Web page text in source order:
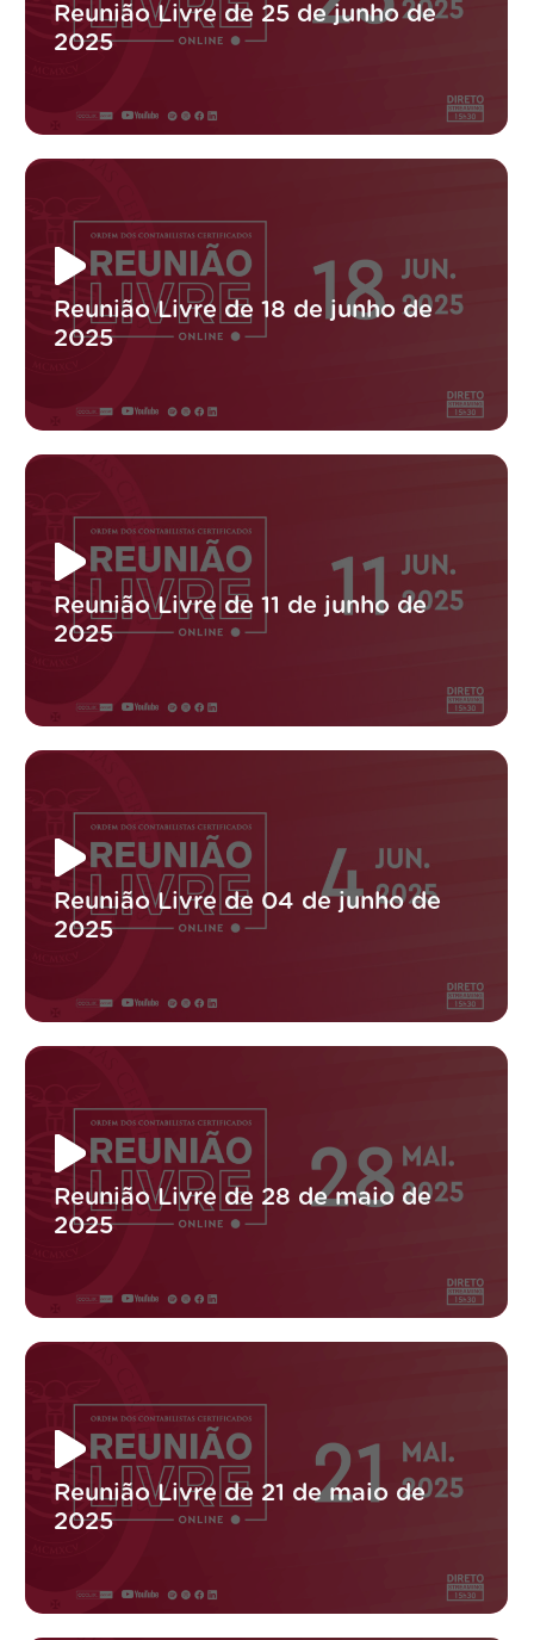
Reunião Livre de 25 de junho de
2025
Reunião Livre de 18 de junho de
2025
Reunião Livre de 11 de junho de
2025
Reunião Livre de 04 de junho de
2025
Reunião Livre de 28 de maio de
2025
Reunião Livre de 21 de maio de
2025